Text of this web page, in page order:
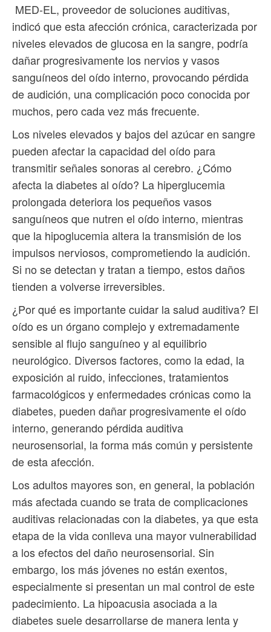
MED-EL, proveedor de soluciones auditivas,
indicó que esta afección crónica, caracterizada por
niveles elevados de glucosa en la sangre, podría
dañar progresivamente los nervios y vasos
sanguíneos del oído interno, provocando pérdida
de audición, una complicación poco conocida por
muchos, pero cada vez más frecuente.
Los niveles elevados y bajos del azúcar en sangre
pueden afectar la capacidad del oído para
transmitir señales sonoras al cerebro. ¿Cómo
afecta la diabetes al oído? La hiperglucemia
prolongada deteriora los pequeños vasos
sanguíneos que nutren el oído interno, mientras
que la hipoglucemia altera la transmisión de los
impulsos nerviosos, comprometiendo la audición.
Si no se detectan y tratan a tiempo, estos daños
tienden a volverse irreversibles.
¿Por qué es importante cuidar la salud auditiva? El
oído es un órgano complejo y extremadamente
sensible al flujo sanguíneo y al equilibrio
neurológico. Diversos factores, como la edad, la
exposición al ruido, infecciones, tratamientos
farmacológicos y enfermedades crónicas como la
diabetes, pueden dañar progresivamente el oído
interno, generando pérdida auditiva
neurosensorial, la forma más común y persistente
de esta afección.
Los adultos mayores son, en general, la población
más afectada cuando se trata de complicaciones
auditivas relacionadas con la diabetes, ya que esta
etapa de la vida conlleva una mayor vulnerabilidad
a los efectos del daño neurosensorial. Sin
embargo, los más jóvenes no están exentos,
especialmente si presentan un mal control de este
padecimiento. La hipoacusia asociada a la
diabetes suele desarrollarse de manera lenta y